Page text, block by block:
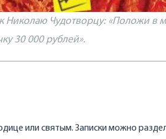
Николаю Чудотворцу: «Положи в
30 000 рублей».
или святым. Записки можно